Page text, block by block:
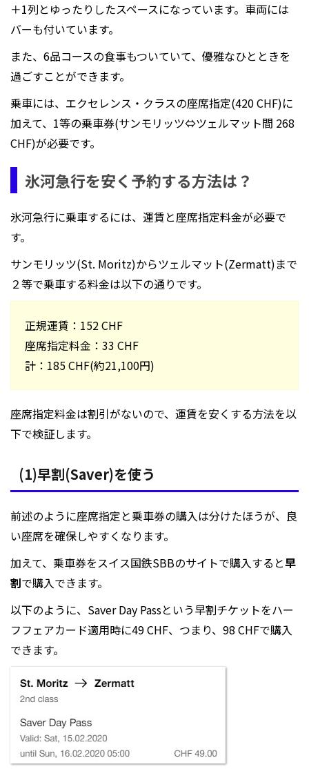
＋1列とゆったりしたスペースになっています。車両には
バーも付いています。
また、6品コースの食事もついていて、優雅なひとときを
過ごすことができます。
乗車には、エクセレンス・クラスの座席指定(420 CHF)に
加えて、1等の乗車券(サンモリッツ⇔ツェルマット間 268
CHF)が必要です。
氷河急行を安く予約する方法は？
氷河急行に乗車するには、運賃と座席指定料金が必要で
す。
サンモリッツ(St. Moritz)からツェルマット(Zermatt)まで
２等で乗車する料金は以下の通りです。
正規運賃：152 CHF
座席指定料金：33 CHF
計：185 CHF(約21,100円)
座席指定料金は割引がないので、運賃を安くする方法を以
下で検証します。
(1)早割(Saver)を使う
前述のように座席指定と乗車券の購入は分けたほうが、良
い座席を確保しやすくなります。
加えて、乗車券をスイス国鉄SBBのサイトで購入すると早
割で購入できます。
以下のように、Saver Day Passという早割チケットをハー
フフェアカード適用時に49 CHF、つまり、98 CHFで購入
できます。